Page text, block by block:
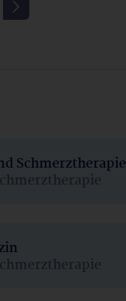
Schmerztherapie